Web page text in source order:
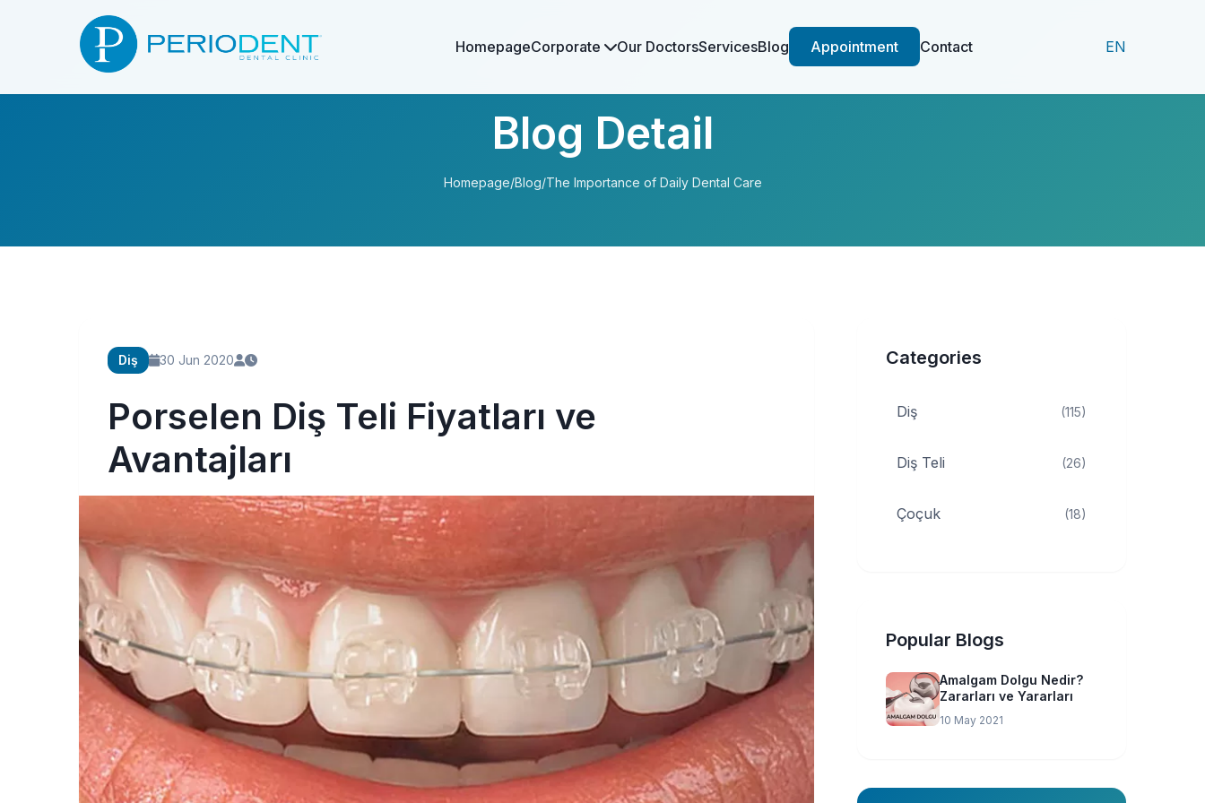
HomepageCorporate Our DoctorsServicesBlog Appointment Contact EN
Blog Detail
Homepage/Blog/The Importance of Daily Dental Care
Diş 30 Jun 2020
Porselen Diş Teli Fiyatları ve
Avantajları
Categories
Diş (115)
Diş Teli (26)
Çoçuk (18)
Popular Blogs
Amalgam Dolgu Nedir?
Zararları ve Yararları
10 May 2021